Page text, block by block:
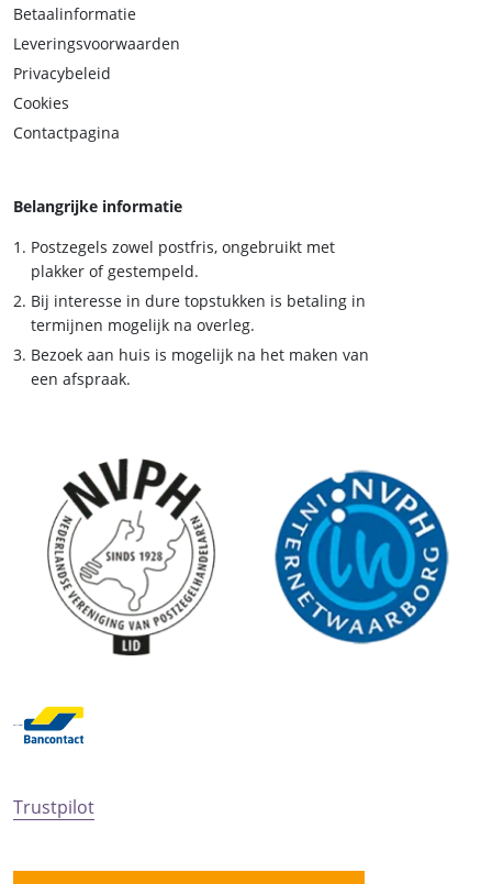
Betaalinformatie
Leveringsvoorwaarden
Privacybeleid
Cookies
Contactpagina
Belangrijke informatie
Postzegels zowel postfris, ongebruikt met
plakker of gestempeld.
Bij interesse in dure topstukken is betaling in
termijnen mogelijk na overleg.
Bezoek aan huis is mogelijk na het maken van
een afspraak.
Trustpilot